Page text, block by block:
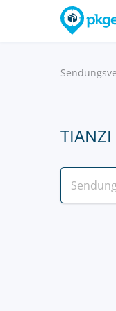
TIANZI